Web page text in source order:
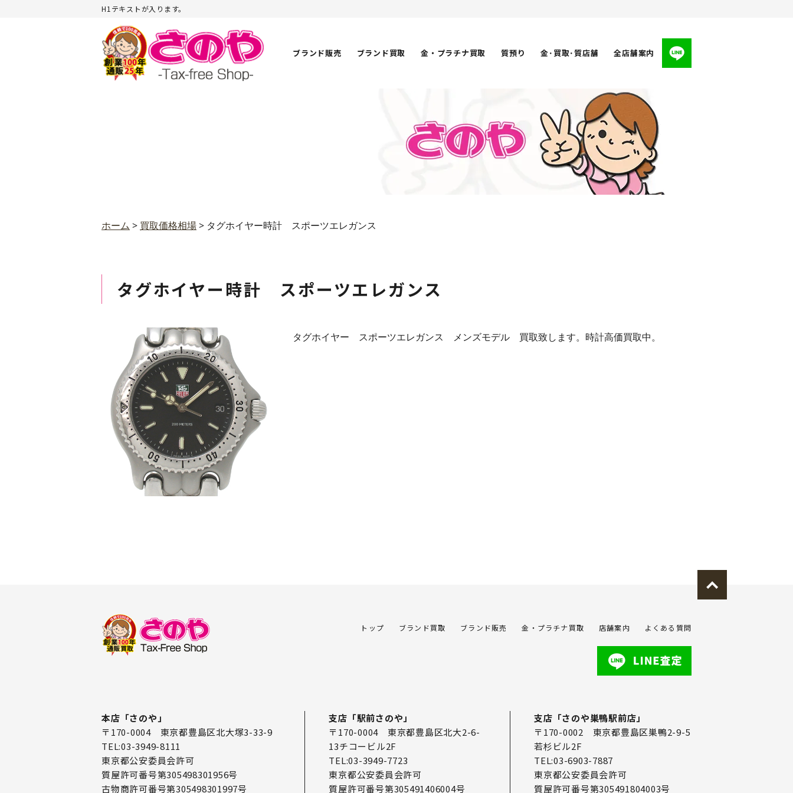
H1テキストが入ります。
ブランド販売 ブランド買取 金・プラチナ買取 質預り 金･買取･質店舗 全店舗案内
ホーム > 買取価格相場> タグホイヤー時計 スポーツエレガンス
タグホイヤー時計 スポーツエレガンス
タグホイヤー スポーツエレガンス メンズモデル 買取致します。時計高価買取中。
トップ ブランド買取 ブランド販売 金・プラチナ買取 店舗案内 よくある質問
本店「さのや」
〒170-0004 東京都豊島区北大塚3-33-9
TEL:03-3949-8111
東京都公安委員会許可
質屋許可番号第305498301956号
古物商許可番号第305498301997号
支店「駅前さのや」
〒170-0004 東京都豊島区北大2-6-
13チコービル2F
TEL:03-3949-7723
東京都公安委員会許可
質屋許可番号第305491406004号
支店「さのや巣鴨駅前店」
〒170-0002 東京都豊島区巣鴨2-9-5
若杉ビル2F
TEL:03-6903-7887
東京都公安委員会許可
質屋許可番号第305491804003号